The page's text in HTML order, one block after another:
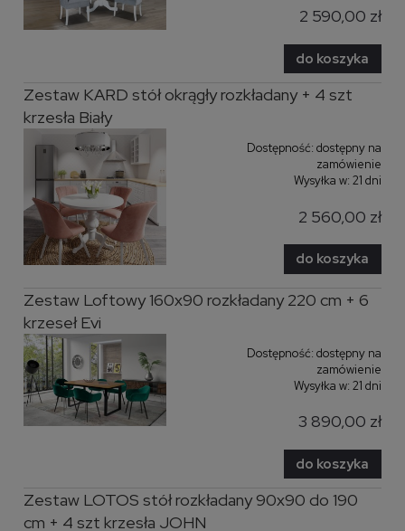
2 590,00 zł
do koszyka
Zestaw KARD stół okrągły rozkładany + 4 szt
krzesła Biały
Dostępność: dostępny na
zamówienie
Wysyłka w: 21 dni
2 560,00 zł
do koszyka
Zestaw Loftowy 160x90 rozkładany 220 cm + 6
krzeseł Evi
Dostępność: dostępny na
zamówienie
Wysyłka w: 21 dni
3 890,00 zł
do koszyka
Zestaw LOTOS stół rozkładany 90x90 do 190
cm + 4 szt krzesła JOHN